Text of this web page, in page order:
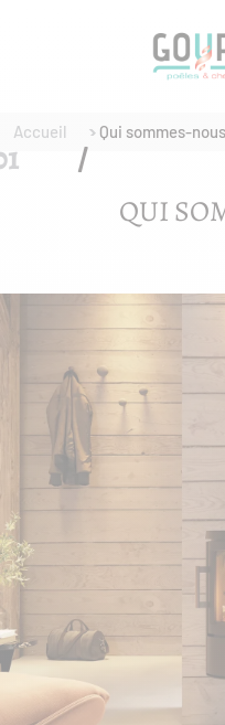
Accueil Qui sommes-nous
QUI